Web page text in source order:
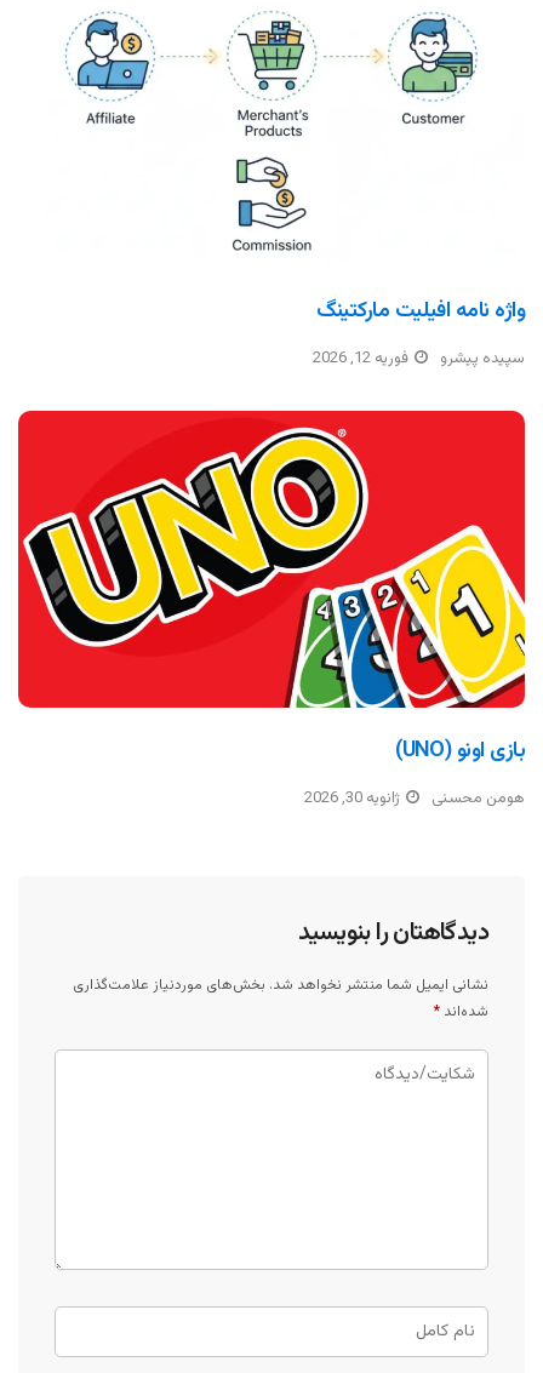
واژه نامه افیلیت مارکتینگ
سپیده پیشرو فوریه 12, 2026
بازی اونو (UNO)
هومن محسنی ژانویه 30, 2026
دیدگاهتان را بنویسید
نشانی ایمیل شما منتشر نخواهد شد. بخش‌های موردنیاز علامت‌گذاری
شده‌اند *